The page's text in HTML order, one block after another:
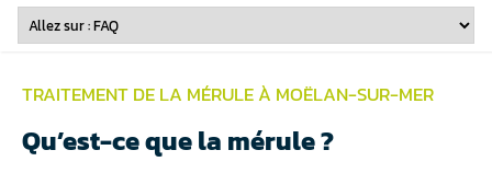
TRAITEMENT DE LA MÉRULE À MOËLAN-SUR-MER
Qu’est-ce que la mérule ?